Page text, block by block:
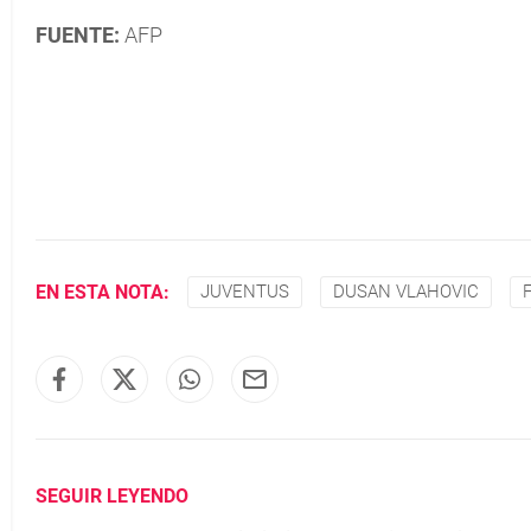
FUENTE: AFP
EN ESTA NOTA: JUVENTUS DUSAN VLAHOVIC
SEGUIR LEYENDO